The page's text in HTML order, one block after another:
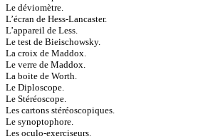
Le déviomètre.
L’écran de Hess-Lancaster.
L’appareil de Less.
Le test de Bieischowsky.
La croix de Maddox.
Le verre de Maddox.
La boite de Worth.
Le Diploscope.
Le Stéréoscope.
Les cartons stéréoscopiques.
Le synoptophore.
Les oculo-exerciseurs.